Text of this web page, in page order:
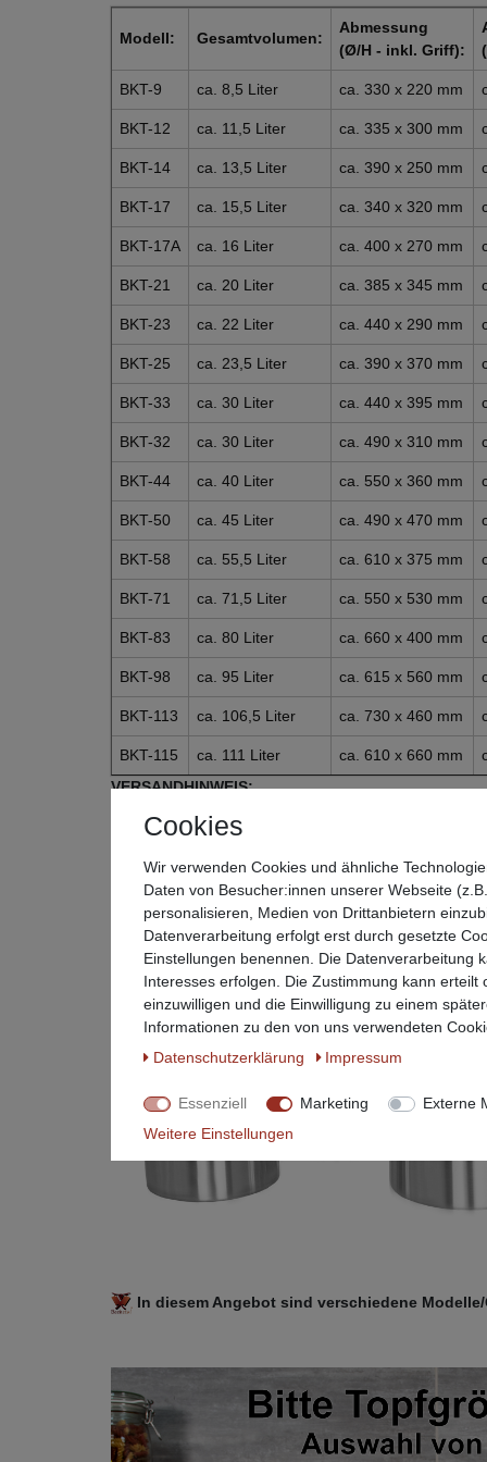
Modell: Gesamtvolumen:
Abmessung
(Ø/H - inkl. Griff):
BKT-9 ca. 8,5 Liter ca. 330 x 220 mm
BKT-12 ca. 11,5 Liter ca. 335 x 300 mm
BKT-14 ca. 13,5 Liter ca. 390 x 250 mm
BKT-17 ca. 15,5 Liter ca. 340 x 320 mm
BKT-17A ca. 16 Liter ca. 400 x 270 mm
BKT-21 ca. 20 Liter ca. 385 x 345 mm
BKT-23 ca. 22 Liter ca. 440 x 290 mm
BKT-25 ca. 23,5 Liter ca. 390 x 370 mm
BKT-33 ca. 30 Liter ca. 440 x 395 mm
BKT-32 ca. 30 Liter ca. 490 x 310 mm
BKT-44 ca. 40 Liter ca. 550 x 360 mm
BKT-50 ca. 45 Liter ca. 490 x 470 mm
BKT-58 ca. 55,5 Liter ca. 610 x 375 mm
BKT-71 ca. 71,5 Liter ca. 550 x 530 mm
BKT-83 ca. 80 Liter ca. 660 x 400 mm
BKT-98 ca. 95 Liter ca. 615 x 560 mm
BKT-113 ca. 106,5 Liter ca. 730 x 460 mm
BKT-115 ca. 111 Liter ca. 610 x 660 mm
VERSANDHINWEIS:
Das Modell BKT-113 wird per DHL als Sperrgut
Lieferzeit (ca. 2-5 Tage) aufweisen.
Wir bitten um Ihr Verständnis.
In diesem Angebot sind verschiedene
Cookies
Wir verwenden Cookies und ähnliche
Daten von Besucher:innen unserer Webseite
personalisieren, Medien von Drittanbietern
Datenverarbeitung erfolgt erst durch gesetzte
Einstellungen benennen. Die Datenverarbeitung
Interesses erfolgen. Die Zustimmung kann
einzuwilligen und die Einwilligung zu einem
Informationen zu den von uns verwendeten
Daten­schutz­erklärung
Impressum
Essenziell Marketing
Externe
Weitere Einstellungen